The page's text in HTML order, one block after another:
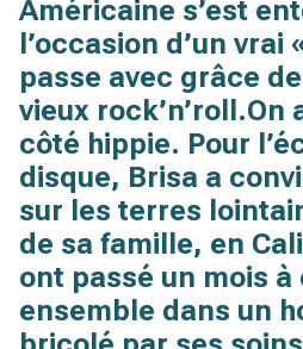
Américaine s’est
l’occasion d’un vrai
passe avec grâce
vieux rock’n’roll.On
côté hippie. Pour
disque, Brisa a
sur les terres
de sa famille, en
ont passé un mois
ensemble dans un